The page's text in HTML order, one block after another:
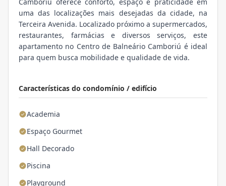
Características do condomínio / edifício
Academia
Espaço Gourmet
Hall Decorado
Piscina
Playground
uma das localizações mais desejadas da cidade, na
Terceira Avenida. Localizado próximo a supermercados,
restaurantes, farmácias e diversos serviços, este
apartamento no Centro de Balneário Camboriú é ideal
para quem busca mobilidade e qualidade de vida.